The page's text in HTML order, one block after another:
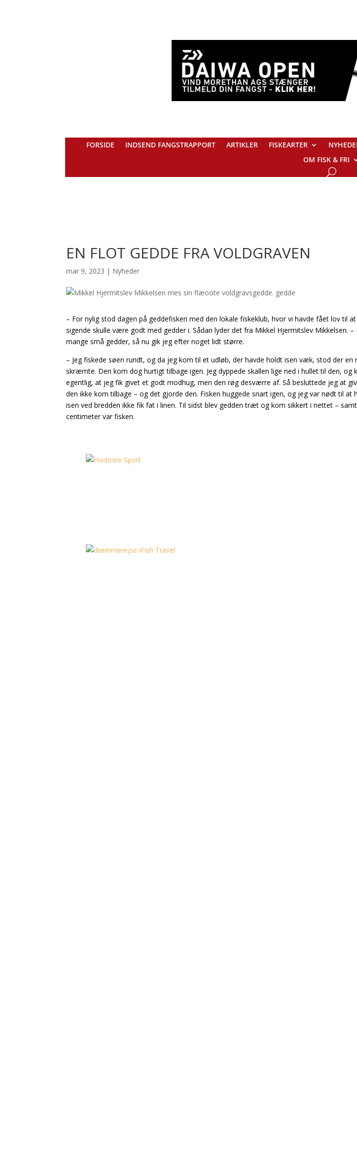
FORSIDE INDSEND FANGSTRAPPORT ARTIKLER FISKEARTER
OM FISK & FRI
EN FLOT GEDDE FRA VOLDGRAVEN
mar 9, 2023 | Nyheder
– For nylig stod dagen på geddefiskeri med den lokale fiskeklub, hvor vi havde fået lov til
sigende skulle være godt med gedder i. Sådan lyder det fra Mikkel Hjermitslev Mikkelsen.
mange små gedder, så nu gik jeg efter noget lidt større.
– Jeg fiskede søen rundt, og da jeg kom til et udløb, der havde holdt isen væk, stod der en
skræmte. Den kom dog hurtigt tilbage igen. Jeg dyppede skallen lige ned i hullet til den, og
egentlig, at jeg fik givet et godt modhug, men den røg desværre af. Så besluttede jeg at
den ikke kom tilbage – og det gjorde den. Fisken huggede snart igen, og jeg var nødt til at
isen ved bredden ikke fik fat i linen. Til sidst blev gedden træt og kom sikkert i nettet –
centimeter var fisken.